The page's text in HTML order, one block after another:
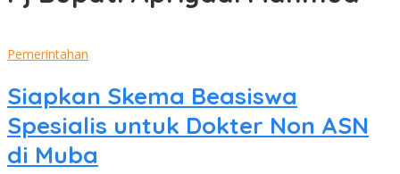
Pemerintahan
Siapkan Skema Beasiswa
Spesialis untuk Dokter Non ASN
di Muba